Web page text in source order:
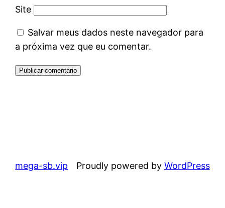
Site
Salvar meus dados neste navegador para
a próxima vez que eu comentar.
mega-sb.vip Proudly powered by WordPress